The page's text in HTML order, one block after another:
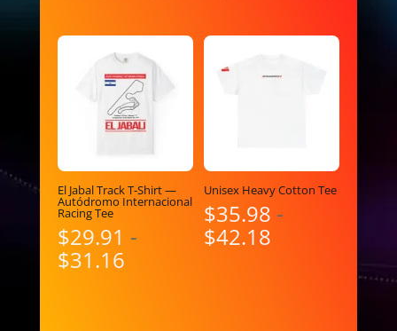
El Jabal Track T-Shirt —
Autódromo Internacional
Racing Tee
$29.91 -
$31.16Rango
Unisex Heavy Cotton Tee
$35.98 -
$42.18